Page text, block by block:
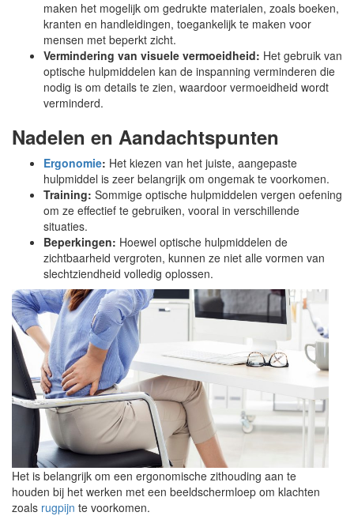
maken het mogelijk om gedrukte materialen, zoals boeken,
kranten en handleidingen, toegankelijk te maken voor
mensen met beperkt zicht.
Vermindering van visuele vermoeidheid: Het gebruik van
optische hulpmiddelen kan de inspanning verminderen die
nodig is om details te zien, waardoor vermoeidheid wordt
verminderd.
Nadelen en Aandachtspunten
Ergonomie: Het kiezen van het juiste, aangepaste
hulpmiddel is zeer belangrijk om ongemak te voorkomen.
Training: Sommige optische hulpmiddelen vergen oefening
om ze effectief te gebruiken, vooral in verschillende
situaties.
Beperkingen: Hoewel optische hulpmiddelen de
zichtbaarheid vergroten, kunnen ze niet alle vormen van
slechtziendheid volledig oplossen.
Het is belangrijk om een ergonomische zithouding aan te
houden bij het werken met een beeldschermloep om klachten
zoals rugpijn te voorkomen.